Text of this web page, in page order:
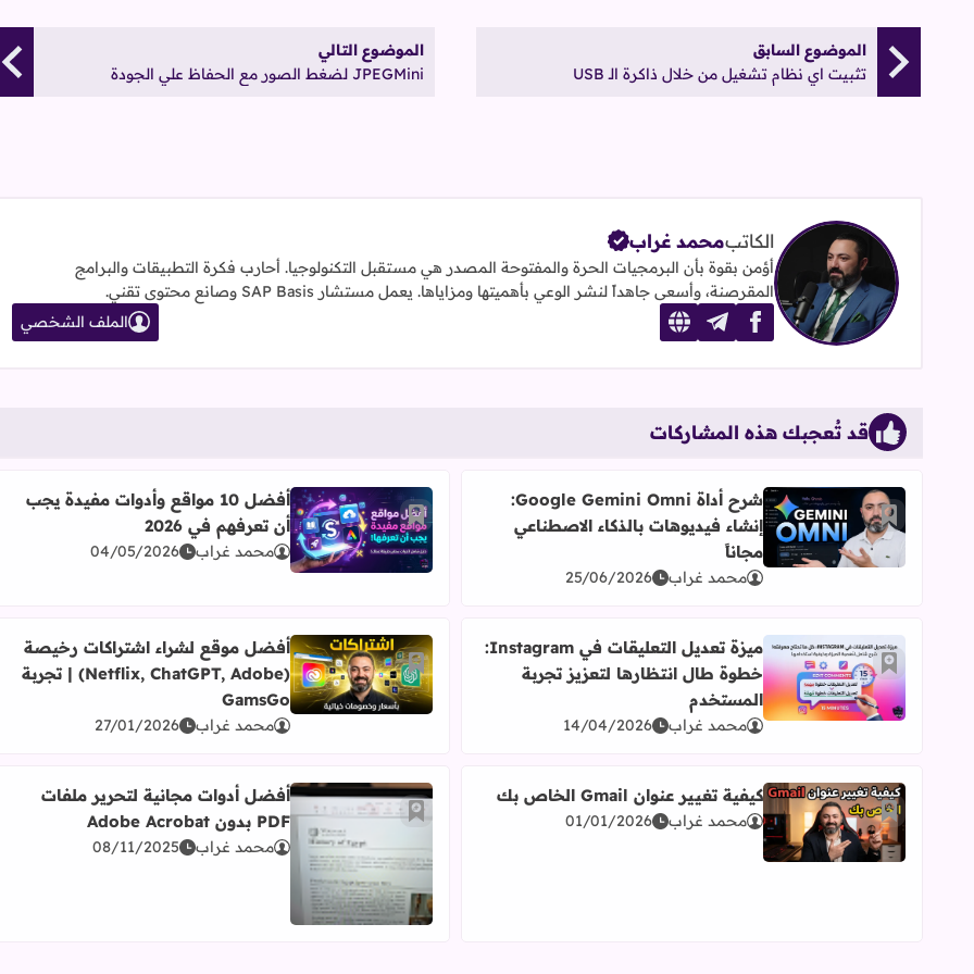
الموضوع السابق
تثبيت اي نظام تشغيل من خلال ذاكرة الـ USB
الموضوع التالي
JPEGMini لضغط الصور مع الحفاظ علي الجودة
الكاتبمحمد غراب
أؤمن بقوة بأن البرمجيات الحرة والمفتوحة المصدر هي مستقبل التكنولوجيا. أحارب فكرة التطبيقات والبرامج
المقرصنة، وأسعى جاهداً لنشر الوعي بأهميتها ومزاياها. يعمل مستشار SAP Basis وصانع محتوى تقني.
facebook
telegram
website
الملف الشخصي
قد تُعجبك هذه المشاركات
أضف إلى العلامات المرجعية
اقرأ المزيد عن شرح أداة Google Gemini Omni: إنشاء فيديوهات بالذكاء الاصطناعي مجاناً
شرح أداة Google Gemini Omni:
إنشاء فيديوهات بالذكاء الاصطناعي
مجاناً
محمد غراب 25/06/2026
أضف إلى العلامات المرجعية
اقرأ المزيد عن أفضل 10 مواقع وأدوات مفيدة يجب أن تعرفهم في 2026
أفضل 10 مواقع وأدوات مفيدة يجب
أن تعرفهم في 2026
محمد غراب 04/05/2026
أضف إلى العلامات المرجعية
اقرأ المزيد عن ميزة تعديل التعليقات في Instagram: خطوة طال انتظارها لتعزيز تجربة المستخدم
ميزة تعديل التعليقات في Instagram:
خطوة طال انتظارها لتعزيز تجربة
المستخدم
محمد غراب 14/04/2026
أضف إلى العلامات المرجعية
اقرأ المزيد عن أفضل موقع لشراء اشتراكات رخيصة (Netflix, ChatGPT, Adobe) | تجربة GamsGo
أفضل موقع لشراء اشتراكات رخيصة
(Netflix, ChatGPT, Adobe) | تجربة
GamsGo
محمد غراب 27/01/2026
أضف إلى العلامات المرجعية
اقرأ المزيد عن كيفية تغيير عنوان Gmail الخاص بك
كيفية تغيير عنوان Gmail الخاص بك
محمد غراب 01/01/2026 أضف إلى العلامات المرجعية
اقرأ المزيد عن أفضل أدوات مجانية لتحرير ملفات PDF بدون Adobe Acrobat
أفضل أدوات مجانية لتحرير ملفات
PDF بدون Adobe Acrobat
محمد غراب 08/11/2025